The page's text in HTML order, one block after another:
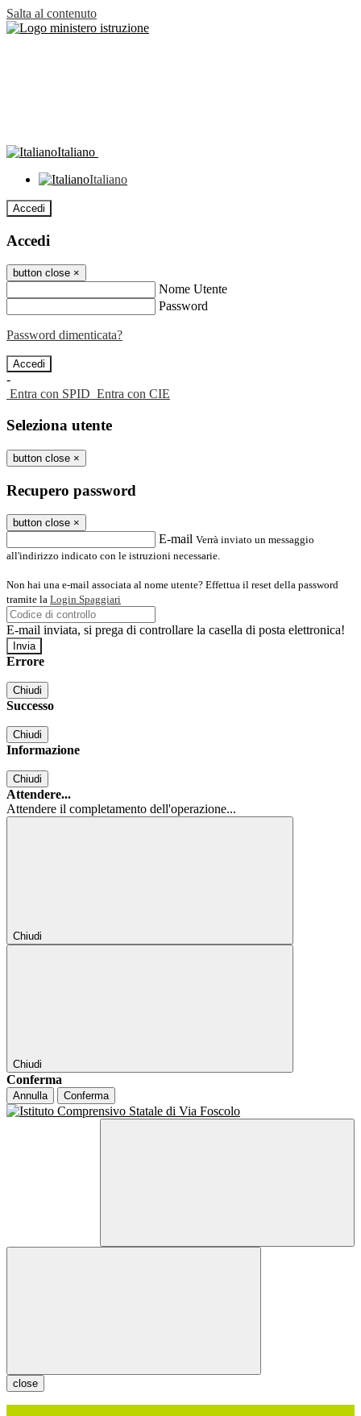
Salta al contenuto
Italiano
Italiano
Accedi
Accedi
button close ×
Nome Utente
Password
Password dimenticata?
-
Entra con SPID Entra con CIE
Seleziona utente
button close ×
Recupero password
button close ×
E-mail Verrà inviato un messaggio
all'indirizzo indicato con le istruzioni necessarie.
Non hai una e-mail associata al nome utente? Effettua il reset della password
tramite la Login Spaggiari
E-mail inviata, si prega di controllare la casella di posta elettronica!
Errore
Chiudi
Successo
Chiudi
Informazione
Chiudi
Attendere...
Attendere il completamento dell'operazione...
Chiudi
Chiudi
Conferma
Annulla Conferma
close